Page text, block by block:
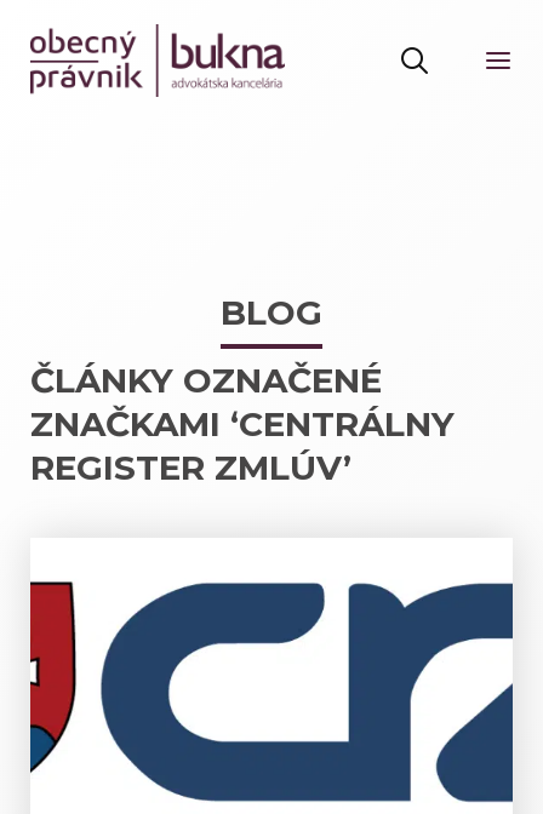
BLOG
ČLÁNKY OZNAČENÉ
ZNAČKAMI ‘CENTRÁLNY
REGISTER ZMLÚV’